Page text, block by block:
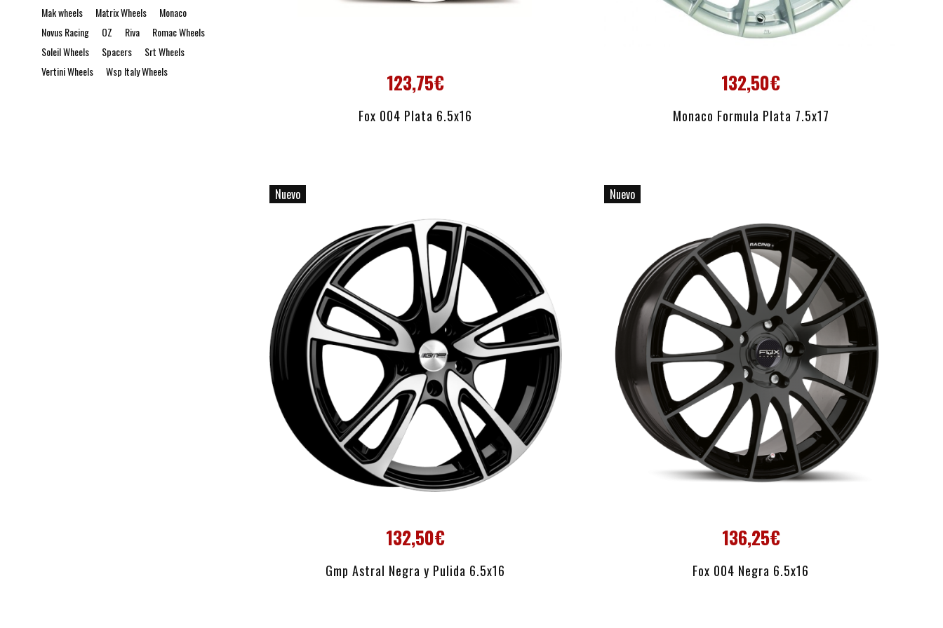
123,75€
Fox 004 Plata 6.5x16
AÑADIR AL CARRITO
132,50€
Monaco Formula Plata 7.5x17
AÑADIR AL CARRITO
Nuevo
132,50€
Gmp Astral Negra y Pulida 6.5x16
AÑADIR AL CARRITO
Nuevo
136,25€
Fox 004 Negra 6.5x16
AÑADIR AL CARRITO
Mak wheels Matrix Wheels
Monaco
Novus Racing
OZ Riva
Romac Wheels
Soleil Wheels
Spacers
Srt Wheels
Vertini Wheels
Wsp Italy Wheels